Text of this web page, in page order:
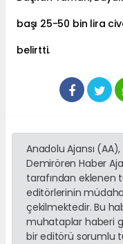
başı 25-50 bin lira
belirtti.
Anadolu Ajansı
Demirören Haber
tarafından eklenen
editörlerinin
çekilmektedir. Bu
muhataplar haberi
bir editörü sorumlu